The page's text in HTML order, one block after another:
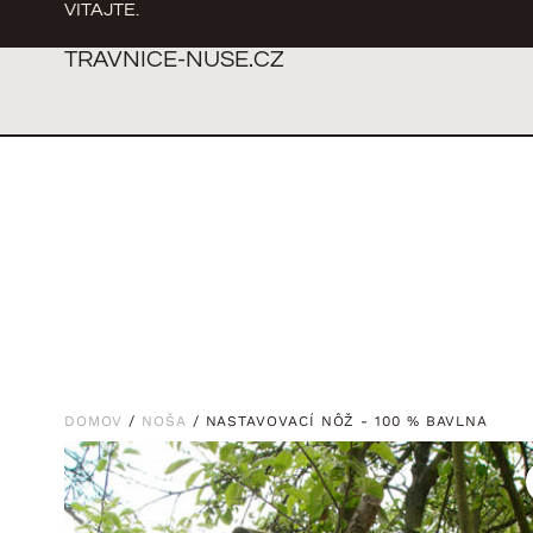
VITAJTE.
TRAVNICE-NUSE.CZ
DOMOV / NOŠA / NASTAVOVACÍ NÔŽ - 100 % BAVLNA